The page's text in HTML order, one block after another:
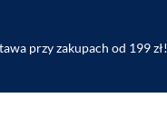
przy zakupach od 199 zł!